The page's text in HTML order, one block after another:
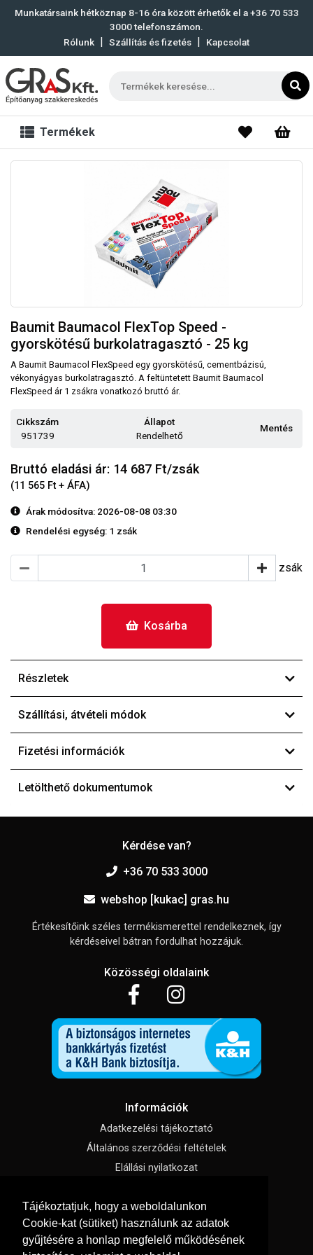
Tájékoztatjuk, hogy a weboldalunkon
Cookie-kat (sütiket) használunk az adatok
gyűjtésére a honlap megfelelő működésének
Munkatársaink hétköznap 8-16 óra között érhetők el a+36 70 533
3000telefonszámon.
Rólunk | Szállítás és fizetés | Kapcsolat
Termékek
Baumit Baumacol FlexTop Speed -
gyorskötésű burkolatragasztó - 25 kg
A Baumit Baumacol FlexSpeed egy gyorskötésű, cementbázisú,
vékonyágyas burkolatragasztó. A feltüntetett Baumit Baumacol
FlexSpeed ár 1 zsákra vonatkozó bruttó ár.
Cikkszám
951739
Állapot
Rendelhető
Mentés
Bruttó eladási ár: 14 687 Ft/zsák
(11 565 Ft + ÁFA)
Árak módosítva: 2026-08-08 03:30
Rendelési egység: 1 zsák
zsák
Kosárba
Részletek
Szállítási, átvételi módok
Fizetési információk
Letölthető dokumentumok
Kérdése van?
+36 70 533 3000
webshop [kukac] gras.hu
Értékesítőink széles termékismerettel rendelkeznek, így
kérdéseivel bátran fordulhat hozzájuk.
Közösségi oldalaink
Információk
Adatkezelési tájékoztató
Általános szerződési feltételek
Elállási nyilatkozat
Süti beállítások
Menü